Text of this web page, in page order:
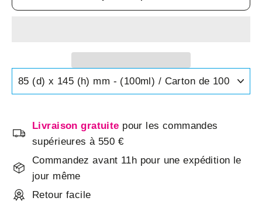
Livraison gratuite pour les commandes
supérieures à 550 €
Commandez avant 11h pour une expédition le
jour même
Retour facile